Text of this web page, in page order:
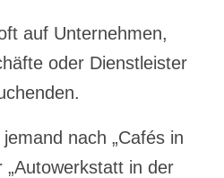
auf Unternehmen,
oder Dienstleister
nach „Cafés in
„Autowerkstatt in der